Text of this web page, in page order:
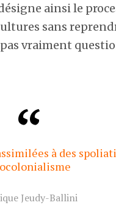
ainsi le
sans
pas vraiment
à des
Jeudy-Ballini